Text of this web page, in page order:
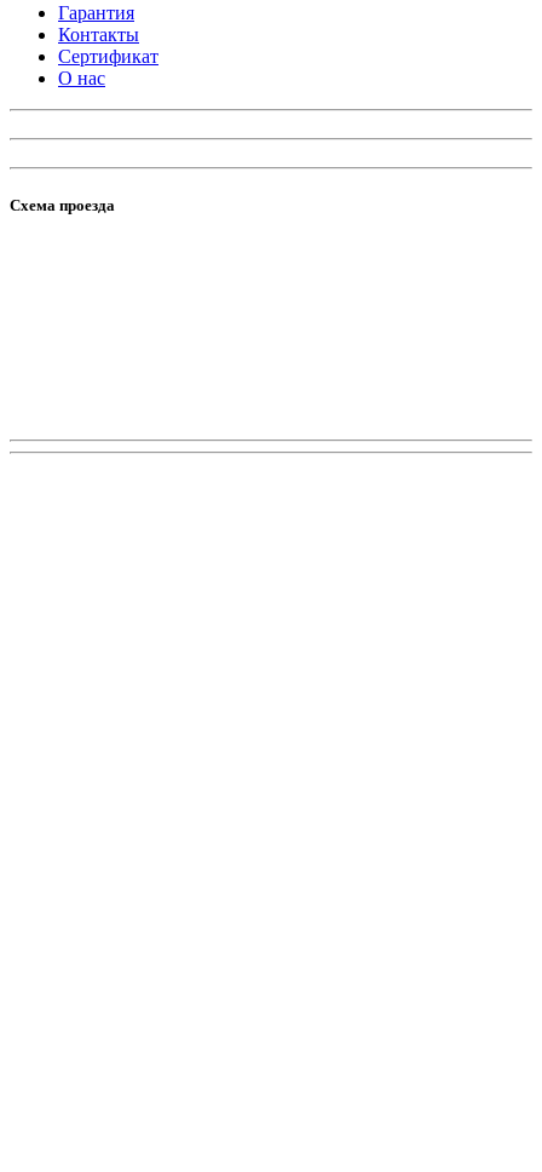
Гарантия
Контакты
Сертификат
О нас
Схема проезда